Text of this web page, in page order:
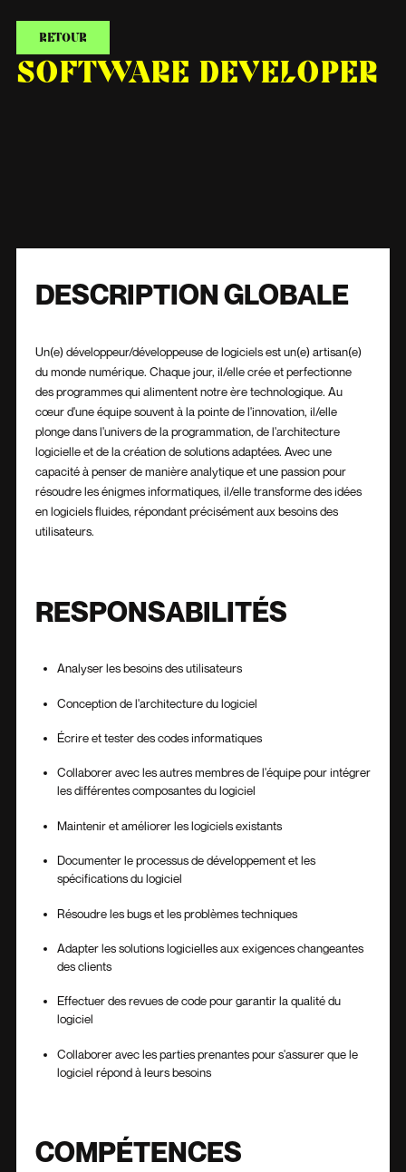
SOFTWARE DEVELOPER
RETOUR
DESCRIPTION GLOBALE
Un(e) développeur/développeuse de logiciels est un(e) artisan(e)
du monde numérique. Chaque jour, il/elle crée et perfectionne
des programmes qui alimentent notre ère technologique. Au
cœur d'une équipe souvent à la pointe de l'innovation, il/elle
plonge dans l'univers de la programmation, de l'architecture
logicielle et de la création de solutions adaptées. Avec une
capacité à penser de manière analytique et une passion pour
résoudre les énigmes informatiques, il/elle transforme des idées
en logiciels fluides, répondant précisément aux besoins des
utilisateurs.
RESPONSABILITÉS
Analyser les besoins des utilisateurs
Conception de l'architecture du logiciel
Écrire et tester des codes informatiques
Collaborer avec les autres membres de l'équipe pour intégrer
les différentes composantes du logiciel
Maintenir et améliorer les logiciels existants
Documenter le processus de développement et les
spécifications du logiciel
Résoudre les bugs et les problèmes techniques
Adapter les solutions logicielles aux exigences changeantes
des clients
Effectuer des revues de code pour garantir la qualité du
logiciel
Collaborer avec les parties prenantes pour s'assurer que le
logiciel répond à leurs besoins
COMPÉTENCES